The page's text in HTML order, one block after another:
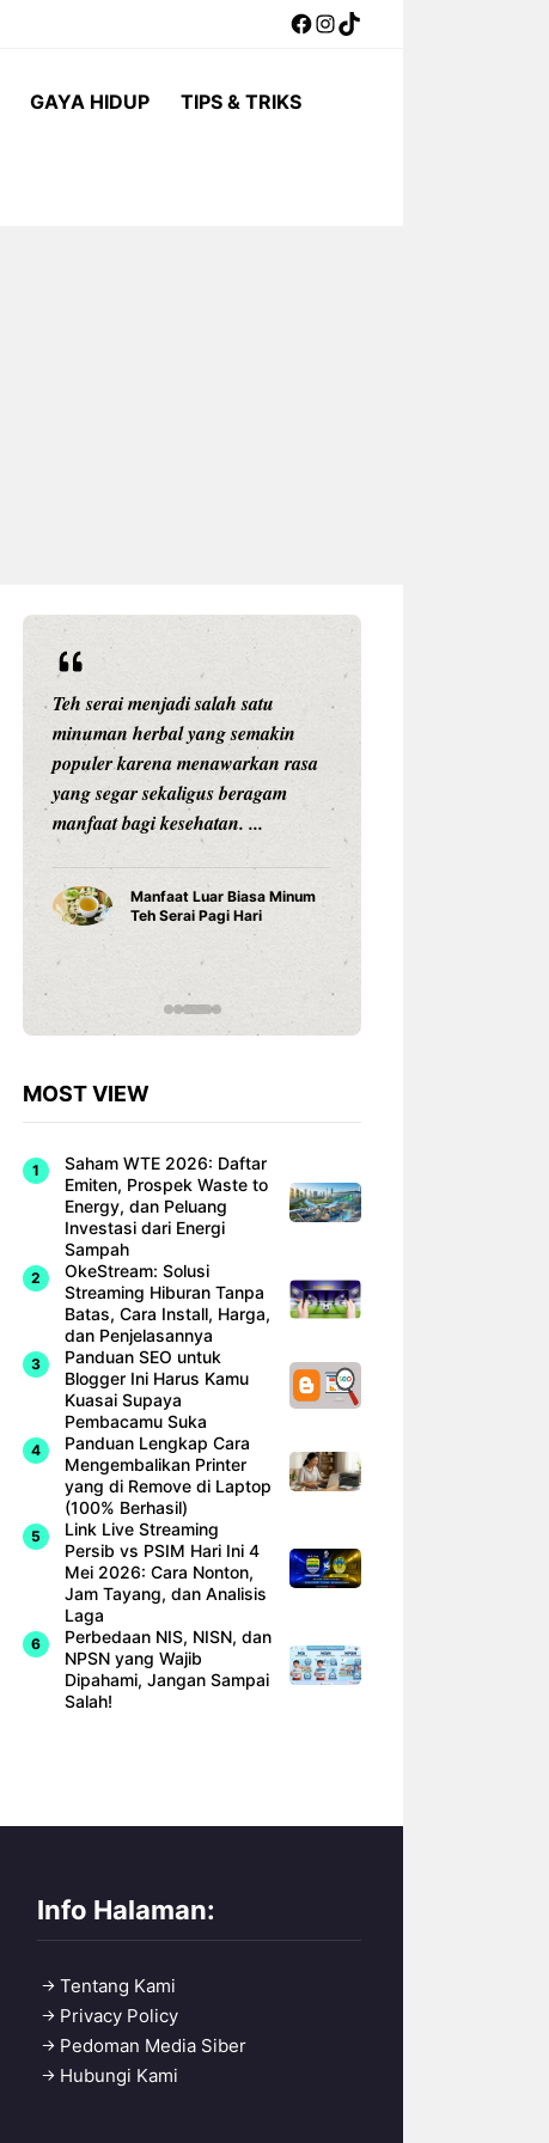
Facebook
Instagram
TikTok
GAYA HIDUP TIPS & TRIKS
Teh serai menjadi salah satu
minuman herbal yang semakin
populer karena menawarkan rasa
yang segar sekaligus beragam
manfaat bagi kesehatan. ...
Manfaat Luar Biasa Minum
Teh Serai Pagi Hari
MOST VIEW
Saham WTE 2026: Daftar
Emiten, Prospek Waste to
Energy, dan Peluang
Investasi dari Energi
Sampah
OkeStream: Solusi
Streaming Hiburan Tanpa
Batas, Cara Install, Harga,
dan Penjelasannya
Panduan SEO untuk
Blogger Ini Harus Kamu
Kuasai Supaya
Pembacamu Suka
Panduan Lengkap Cara
Mengembalikan Printer
yang di Remove di Laptop
(100% Berhasil)
Link Live Streaming
Persib vs PSIM Hari Ini 4
Mei 2026: Cara Nonton,
Jam Tayang, dan Analisis
Laga
Perbedaan NIS, NISN, dan
NPSN yang Wajib
Dipahami, Jangan Sampai
Salah!
Info Halaman:
Tentang Kami
Privacy Policy
Pedoman Media Siber
Hubungi Kami